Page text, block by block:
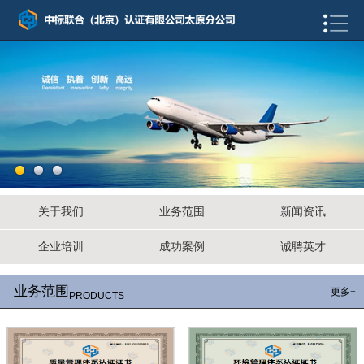
关于我们 业务范围 新闻资讯
企业培训 成功案例 诚聘英才
业务范围 PRODUCTS 更多+